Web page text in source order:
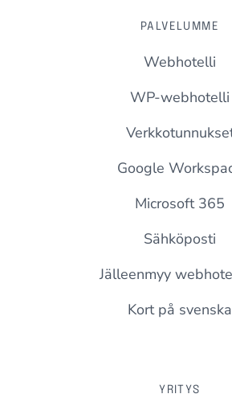
PALVELUMME
Webhotelli
WP-webhotelli
Google
Microsoft 365
Sähköposti
Jälleenmyy
Kort på svenska
YRITYS